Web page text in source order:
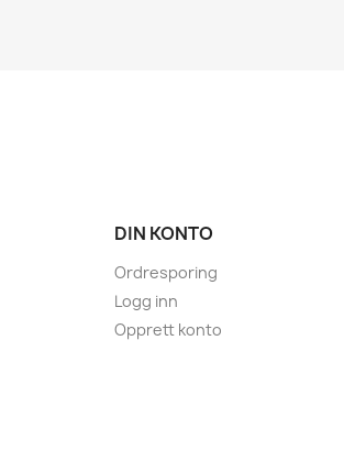
DIN KONTO
Ordresporing
Logg inn
Opprett konto